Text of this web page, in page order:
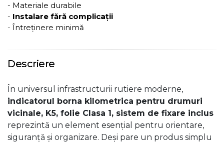
- Materiale durabile
- Instalare fără complicații
- Întreținere minimă
Descriere
În universul infrastructurii rutiere moderne,
indicatorul borna kilometrica pentru drumuri
vicinale, K5, folie Clasa 1, sistem de fixare inclus
reprezintă un element esențial pentru orientare,
siguranță și organizare. Deși pare un produs simplu